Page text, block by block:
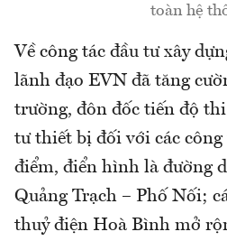
toàn hệ
Về công tác đầu tư xây
lãnh đạo EVN đã tăng
trường, đôn đốc tiến độ
tư thiết bị đối với các
điểm, điển hình là đường
Quảng Trạch – Phố Nối;
thuỷ điện Hoà Bình mở